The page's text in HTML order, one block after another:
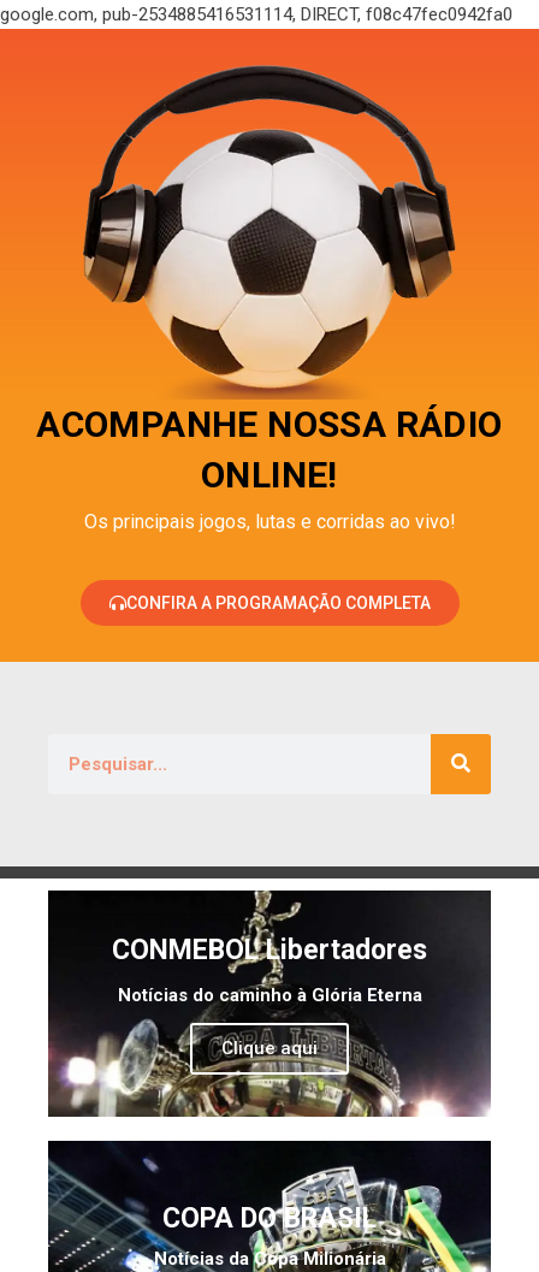
google.com, pub-2534885416531114, DIRECT, f08c47fec0942fa0
ACOMPANHE NOSSA RÁDIO
ONLINE!
Os principais jogos, lutas e corridas ao vivo!
CONFIRA A PROGRAMAÇÃO COMPLETA
CONMEBOL Libertadores
Notícias do caminho à Glória Eterna
Clique aqui
COPA DO BRASIL
Notícias da Copa Milionária